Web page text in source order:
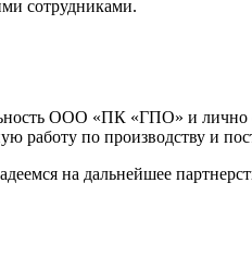
сотрудниками.
ООО «ПК «ГПО» и
по производству и
на дальнейшее